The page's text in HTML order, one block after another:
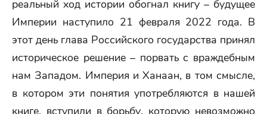
реальный ход истории обогнал книгу – будущее
Империи наступило 21 февраля 2022 года. В
этот день глава Российского государства принял
историческое решение – порвать с враждебным
нам Западом. Империя и Ханаан, в том смысле,
в котором эти понятия употребляются в нашей
книге, вступили в борьбу, которую невозможно